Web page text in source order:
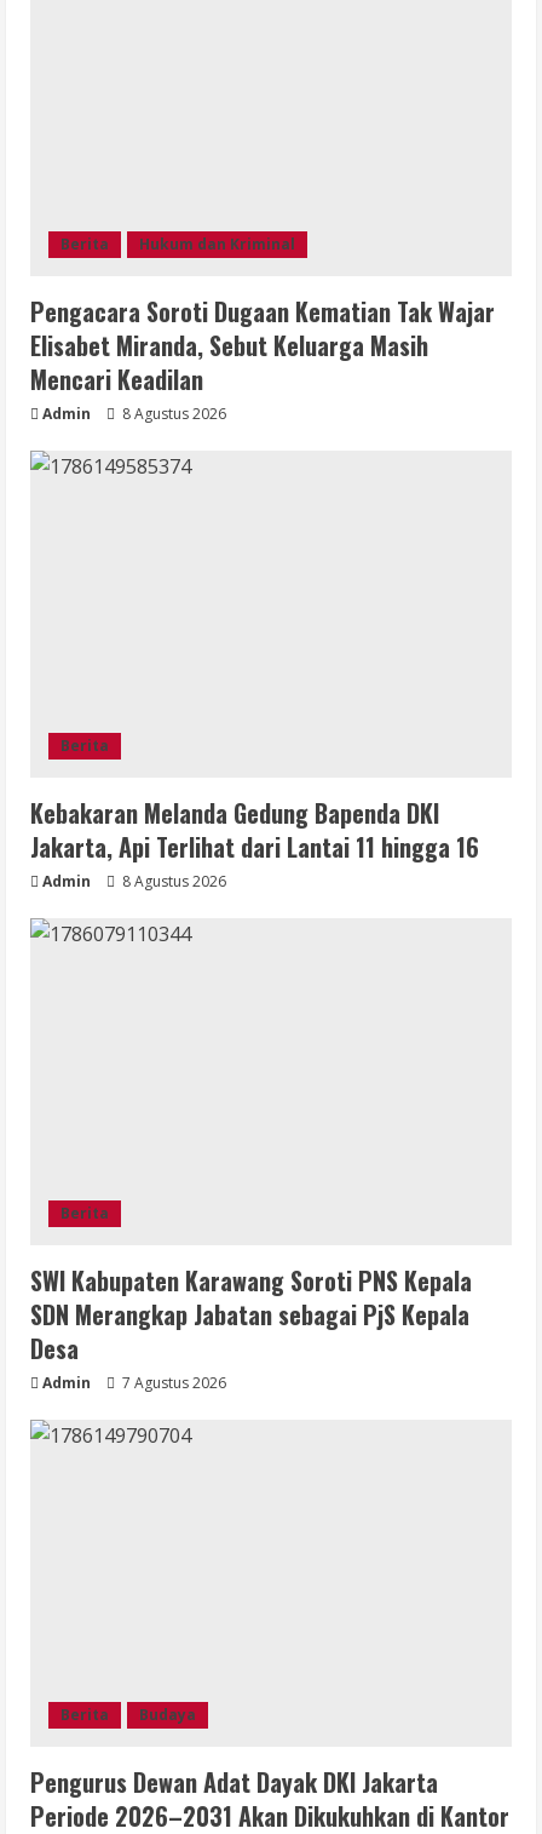
Berita Hukum dan Kriminal
Pengacara Soroti Dugaan Kematian Tak Wajar
Elisabet Miranda, Sebut Keluarga Masih
Mencari Keadilan
Admin 8 Agustus 2026
Berita
Kebakaran Melanda Gedung Bapenda DKI
Jakarta, Api Terlihat dari Lantai 11 hingga 16
Admin 8 Agustus 2026
Berita
SWI Kabupaten Karawang Soroti PNS Kepala
SDN Merangkap Jabatan sebagai PjS Kepala
Desa
Admin 7 Agustus 2026
Berita Budaya
Pengurus Dewan Adat Dayak DKI Jakarta
Periode 2026–2031 Akan Dikukuhkan di Kantor